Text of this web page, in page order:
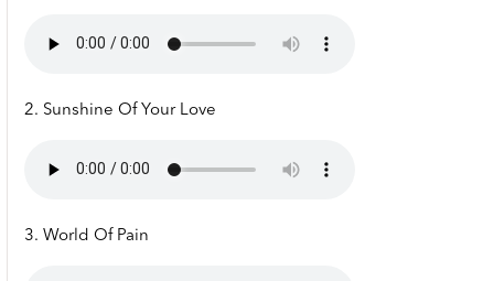
2. Sunshine Of Your Love
3. World Of Pain